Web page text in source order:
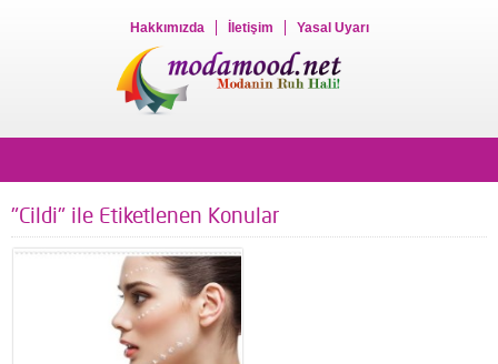
Hakkımızda İletişim Yasal Uyarı
"Cildi" ile Etiketlenen Konular